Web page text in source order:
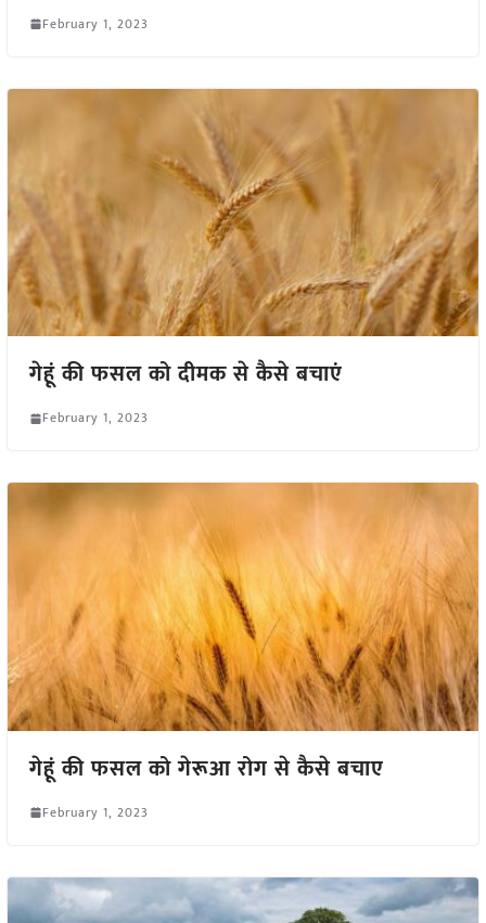
February 1, 2023
गेहूं की फसल को दीमक से कैसे बचाएं
February 1, 2023
गेहूं की फसल को गेरूआ रोग से कैसे बचाए
February 1, 2023